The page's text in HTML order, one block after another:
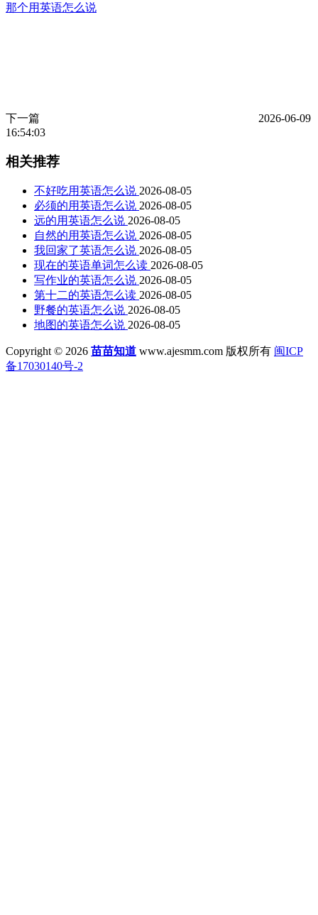
那个用英语怎么说
下一篇
2026-06-09
16:54:03
相关推荐
不好吃用英语怎么说 2026-08-05
必须的用英语怎么说 2026-08-05
远的用英语怎么说 2026-08-05
自然的用英语怎么说 2026-08-05
我回家了英语怎么说 2026-08-05
现在的英语单词怎么读 2026-08-05
写作业的英语怎么说 2026-08-05
第十二的英语怎么读 2026-08-05
野餐的英语怎么说 2026-08-05
地图的英语怎么说 2026-08-05
Copyright © 2026 苗苗知道 www.ajesmm.com 版权所有 闽ICP
备17030140号-2